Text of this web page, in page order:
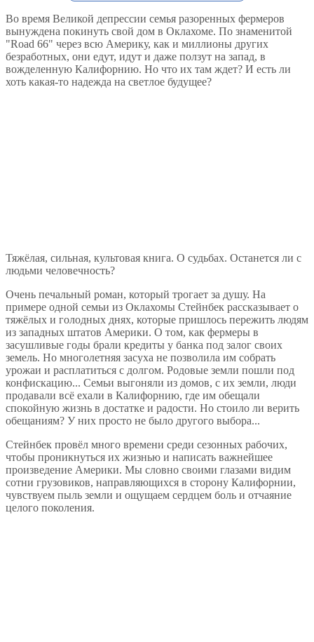
Во время Великой депрессии семья разоренных фермеров
вынуждена покинуть свой дом в Оклахоме. По знаменитой
"Road 66" через всю Америку, как и миллионы других
безработных, они едут, идут и даже ползут на запад, в
вожделенную Калифорнию. Но что их там ждет? И есть ли
хоть какая-то надежда на светлое будущее?
Тяжёлая, сильная, культовая книга. О судьбах. Останется ли с
людьми человечность?
Очень печальный роман, который трогает за душу. На
примере одной семьи из Оклахомы Стейнбек рассказывает о
тяжёлых и голодных днях, которые пришлось пережить людям
из западных штатов Америки. О том, как фермеры в
засушливые годы брали кредиты у банка под залог своих
земель. Но многолетняя засуха не позволила им собрать
урожаи и расплатиться с долгом. Родовые земли пошли под
конфискацию... Семьи выгоняли из домов, с их земли, люди
продавали всё ехали в Калифорнию, где им обещали
спокойную жизнь в достатке и радости. Но стоило ли верить
обещаниям? У них просто не было другого выбора...
Стейнбек провёл много времени среди сезонных рабочих,
чтобы проникнуться их жизнью и написать важнейшее
произведение Америки. Мы словно своими глазами видим
сотни грузовиков, направляющихся в сторону Калифорнии,
чувствуем пыль земли и ощущаем сердцем боль и отчаяние
целого поколения.